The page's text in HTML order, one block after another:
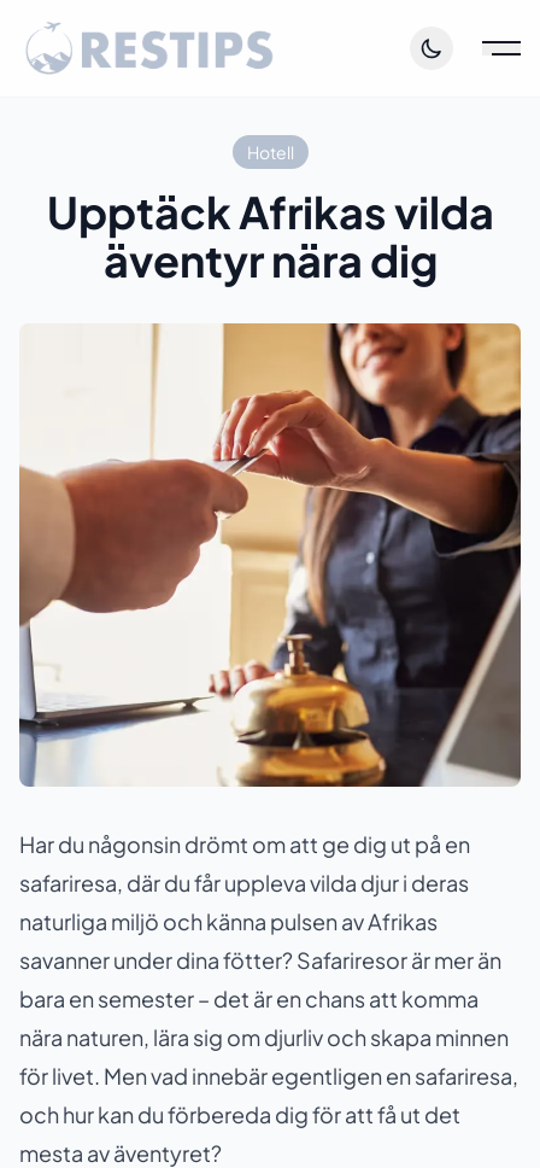
Hotell
Upptäck Afrikas vilda
äventyr nära dig
Har du någonsin drömt om att ge dig ut på en
safariresa, där du får uppleva vilda djur i deras
naturliga miljö och känna pulsen av Afrikas
savanner under dina fötter? Safariresor är mer än
bara en semester – det är en chans att komma
nära naturen, lära sig om djurliv och skapa minnen
för livet. Men vad innebär egentligen en safariresa,
och hur kan du förbereda dig för att få ut det
mesta av äventyret?